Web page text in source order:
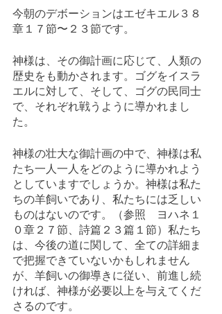
今朝のデボーションはエゼキエル３８
章１７節〜２３節です。
神様は、その御計画に応じて、人類の
歴史をも動かされます。ゴグをイスラ
エルに対して、そして、ゴグの民同士
で、それぞれ戦うように導かれまし
た。
神様の壮大な御計画の中で、神様は私
たち一人一人をどのように導かれよう
としていますでしょうか。神様は私た
ちの羊飼いであり、私たちには乏しい
ものはないのです。（参照　ヨハネ１
０章２７節、詩篇２３篇１節）私たち
は、今後の道に関して、全ての詳細ま
で把握できていないかもしれません
が、羊飼いの御導きに従い、前進し続
ければ、神様が必要以上を与えてくだ
さるのです。